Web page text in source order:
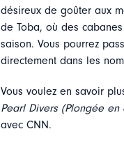
désireux de goûter aux
de Toba, où des
saison. Vous pourrez
directement dans les
Vous voulez en savoir
Pearl Divers (Plongée
avec CNN.